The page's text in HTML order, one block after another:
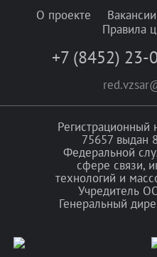
О проекте Вакансии
Правила
+7 (8452) 23-
75657 выдан
Федеральной
сфере связи,
технологий и
Учредитель
Генеральный